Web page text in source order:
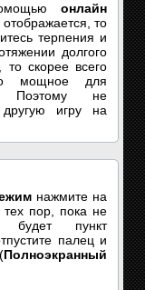
онлайн
то
терпения и
долгого
то скорее всего
мощное для
Поэтому не
другую игру на
нажмите на
тех пор, пока не
пункт
палец и
Полноэкранный